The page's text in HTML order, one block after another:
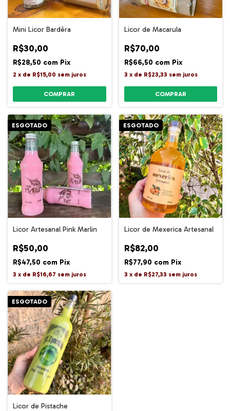
Mini Licor Bardêra
R$30,00
R$28,50 com Pix
2 x de R$15,00 sem juros
Licor de Macarula
R$70,00
R$66,50 com Pix
3 x de R$23,33 sem juros
ESGOTADO
Licor Artesanal Pink Marlin
R$50,00
R$47,50 com Pix
3 x de R$16,67 sem juros
ESGOTADO
Licor de Mexerica Artesanal
R$82,00
R$77,90 com Pix
3 x de R$27,33 sem juros
ESGOTADO
Licor de Pistache